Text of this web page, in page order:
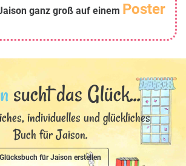
ganz groß auf einem Poster
sucht das Glück...
individuelles und glückliches
Buch für Jaison.
für Jaison erstellen